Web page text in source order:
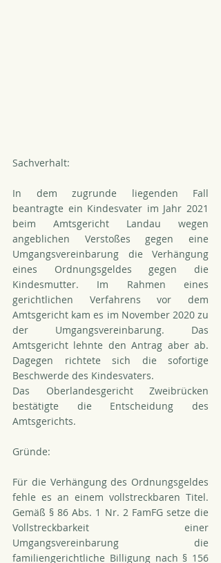
Sachverhalt:
In dem zugrunde liegenden Fall
beantragte ein Kindesvater im Jahr 2021
beim Amtsgericht Landau wegen
angeblichen Verstoßes gegen eine
Umgangsvereinbarung die Verhängung
eines Ordnungsgeldes gegen die
Kindesmutter. Im Rahmen eines
gerichtlichen Verfahrens vor dem
Amtsgericht kam es im November 2020 zu
der Umgangsvereinbarung. Das
Amtsgericht lehnte den Antrag aber ab.
Dagegen richtete sich die sofortige
Beschwerde des Kindesvaters.
Das Oberlandesgericht Zweibrücken
bestätigte die Entscheidung des
Amtsgerichts.
Gründe:
Für die Verhängung des Ordnungsgeldes
fehle es an einem vollstreckbaren Titel.
Gemäß § 86 Abs. 1 Nr. 2 FamFG setze die
Vollstreckbarkeit einer
Umgangsvereinbarung die
familiengerichtliche Billigung nach § 156